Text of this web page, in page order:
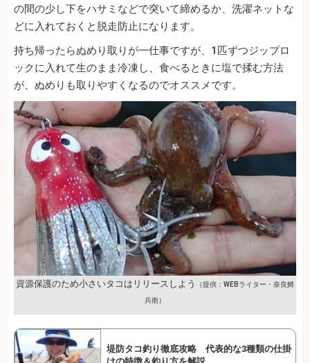
の間の少し下をハサミなどで突いて締めるか、洗濯ネットな
どに入れておくと脱走防止になります。
持ち帰ったらぬめり取りが一仕事ですが、1匹ずつジップロ
ックに入れて生のまま冷凍し、食べるときに塩で揉む方法
が、ぬめりも取りやすくなるのでオススメです。
資源保護のため小さいタコはリリースしよう （提供：WEBライター・奈良鱒
兵衛）
堤防タコ釣り徹底攻略 代表的な3種類の仕掛